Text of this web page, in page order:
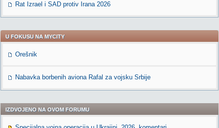
Rat Izrael i SAD protiv Irana 2026
U FOKUSU NA MYCITY
Orešnik
Nabavka borbenih aviona Rafal za vojsku Srbije
IZDVOJENO NA OVOM FORUMU